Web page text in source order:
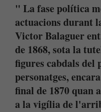
" La fase política
actuacions durant
Victor Balaguer
de 1868, sota la
figures cabdals del
personatges,
final de 1870 quan
a la vigília de